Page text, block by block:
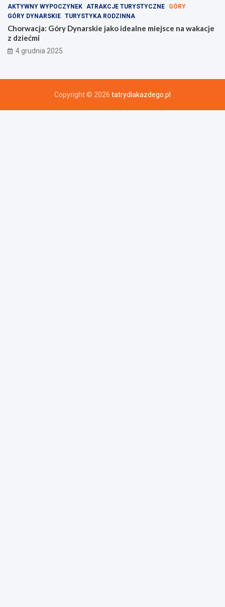
AKTYWNY WYPOCZYNEK ATRAKCJE TURYSTYCZNE
GÓRY
GÓRY DYNARSKIE TURYSTYKA RODZINNA
Chorwacja: Góry Dynarskie jako idealne miejsce na wakacje
z dziećmi
4 grudnia 2025
Copyright © 2026 tatrydlakazdego.pl